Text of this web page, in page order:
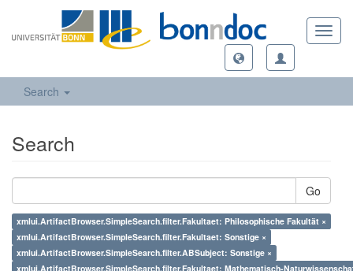
Search
Search
Go
xmlui.ArtifactBrowser.SimpleSearch.filter.Fakultaet: Philosophische Fakultät ×
xmlui.ArtifactBrowser.SimpleSearch.filter.Fakultaet: Sonstige ×
xmlui.ArtifactBrowser.SimpleSearch.filter.ABSubject: Sonstige ×
xmlui.ArtifactBrowser.SimpleSearch.filter.Fakultaet: Mathematisch-